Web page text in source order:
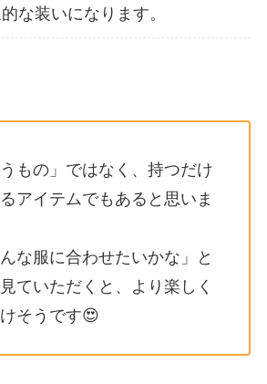
な装いになります。
もの」ではなく、持つだけ
アイテムでもあると思いま
な服に合わせたいかな」と
ていただくと、より楽しく
そうです😍